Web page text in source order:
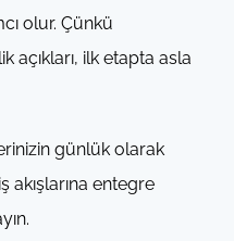
olur. Çünkü
açıkları, ilk etapta asla
günlük olarak
akışlarına entegre